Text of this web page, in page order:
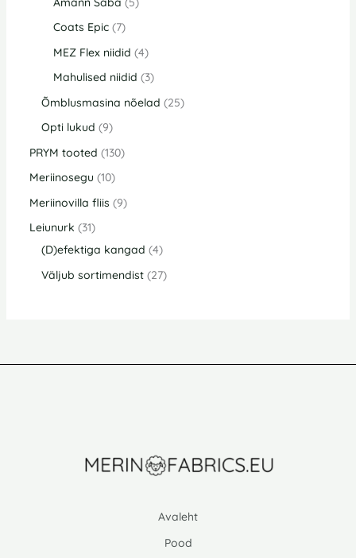
Coats Epic 7
MEZ Flex niidid 4
Mahulised niidid 3
Õmblusmasina nõelad 25
Opti lukud 9
PRYM tooted 130
Meriinosegu 10
Meriinovilla fliis 9
Leiunurk 31
(D)efektiga kangad 4
Väljub sortimendist 27
Avaleht
Pood